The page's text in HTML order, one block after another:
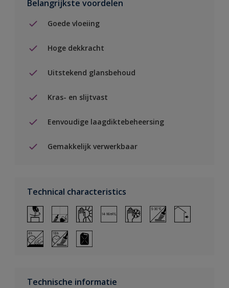
Belangrijkste voordelen
Goede vloeiing
Hoge dekkracht
Uitstekend glansbehoud
Kras- en slijtvast
Eenvoudige laagdiktebeheersing
Gemakkelijk verwerkbaar
Technical characteristics
Technische informatie